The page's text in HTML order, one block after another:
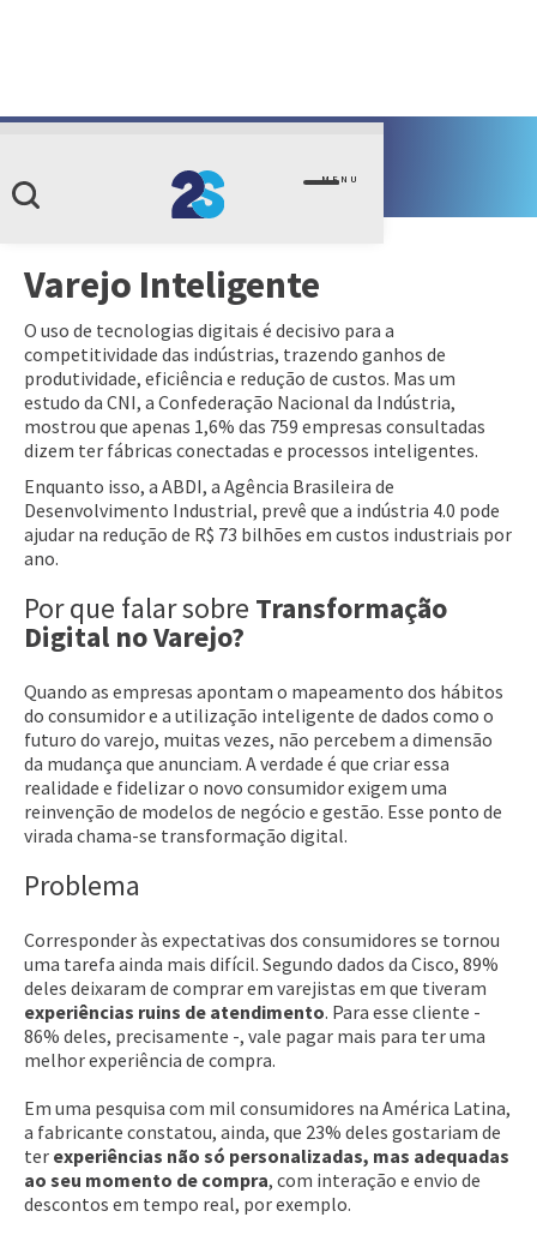
MENU
Soluções de negócio
Varejo Inteligente
O uso de tecnologias digitais é decisivo para a
competitividade das indústrias, trazendo ganhos de
produtividade, eficiência e redução de custos. Mas um
estudo da CNI, a Confederação Nacional da Indústria,
mostrou que apenas 1,6% das 759 empresas consultadas
dizem ter fábricas conectadas e processos inteligentes.
Enquanto isso, a ABDI, a Agência Brasileira de
Desenvolvimento Industrial, prevê que a indústria 4.0 pode
ajudar na redução de R$ 73 bilhões em custos industriais por
ano.
Por que falar sobre Transformação
Digital no Varejo?
Quando as empresas apontam o mapeamento dos hábitos
do consumidor e a utilização inteligente de dados como o
futuro do varejo, muitas vezes, não percebem a dimensão
da mudança que anunciam. A verdade é que criar essa
realidade e fidelizar o novo consumidor exigem uma
reinvenção de modelos de negócio e gestão. Esse ponto de
virada chama-se transformação digital.
Problema
Corresponder às expectativas dos consumidores se tornou
uma tarefa ainda mais difícil. Segundo dados da Cisco, 89%
deles deixaram de comprar em varejistas em que tiveram
experiências ruins de atendimento. Para esse cliente -
86% deles, precisamente -, vale pagar mais para ter uma
melhor experiência de compra.
Em uma pesquisa com mil consumidores na América Latina,
a fabricante constatou, ainda, que 23% deles gostariam de
ter experiências não só personalizadas, mas adequadas
ao seu momento de compra, com interação e envio de
descontos em tempo real, por exemplo.